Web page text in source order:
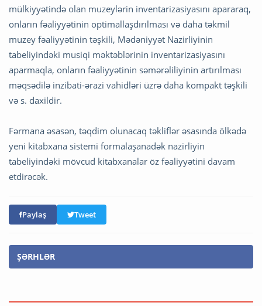
mülkiyyətində olan muzeylərin inventarizasiyasını apararaq,
onların fəaliyyətinin optimallaşdırılması və daha təkmil
muzey fəaliyyətinin təşkili, Mədəniyyət Nazirliyinin
tabeliyindəki musiqi məktəblərinin inventarizasiyasını
aparmaqla, onların fəaliyyətinin səmərəliliyinin artırılması
məqsədilə inzibati-ərazi vahidləri üzrə daha kompakt təşkili
və s. daxildir.
Fərmana əsasən, təqdim olunacaq təkliflər əsasında ölkədə
yeni kitabxana sistemi formalaşanadək nazirliyin
tabeliyindəki mövcud kitabxanalar öz fəaliyyətini davam
etdirəcək.
Paylaş Tweet
ŞƏRHLƏR